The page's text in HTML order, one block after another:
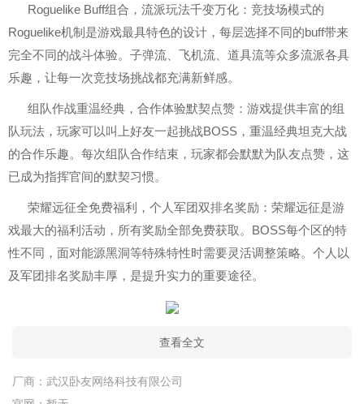
Roguelike Buff组合，流派玩法千变万化：竞技场模式的
Roguelike机制是游戏最具特色的设计，每层选择不同的buff带来
完全不同的战斗体验。子弹流、飞机流、道具流等众多流派各具
乐趣，让每一次竞技场挑战都充满新鲜感。
组队作战重温经典，合作体验默契点赞：游戏提供丰富的组
队玩法，玩家可以叫上好友一起挑战BOSS，重温经典坦克大战
的合作乐趣。每次组队合作结束，玩家都会默默为队友点赞，这
已成为指挥官间的默契习惯。
荣耀远征全免费福利，个人军团双排名奖励：荣耀远征是游
戏最大的福利活动，所有奖励全部免费获取。BOSS每个区的特
性不同，面对能源黑洞等特殊特性时需要灵活调整策略。个人以
及军团排名奖励丰厚，是提升实力的重要途径。
查看全文
厂商： 武汉卧友网络科技有限公司